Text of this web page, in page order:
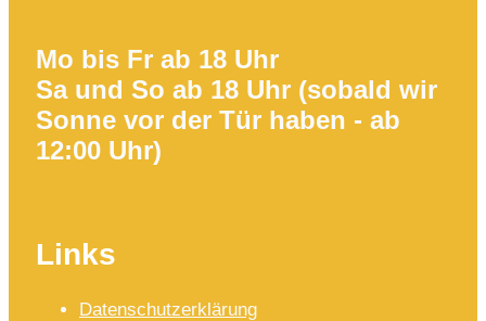
Mo bis Fr ab 18 Uhr
Sa und So ab 18 Uhr (sobald wir
Sonne vor der Tür haben - ab
12:00 Uhr)
Links
Datenschutzerklärung